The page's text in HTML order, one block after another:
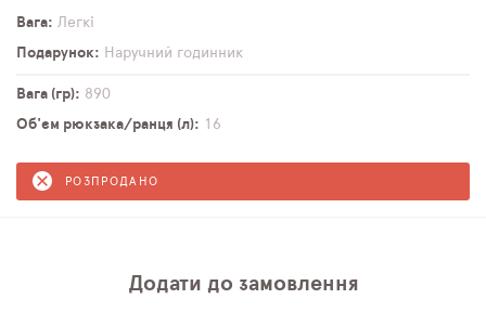
Вага
Легкі
Подарунок
Наручний годинник
Вага (гр)
890
Об'єм рюкзака/ранця (л)
16
РОЗПРОДАНО
Додати до замовлення